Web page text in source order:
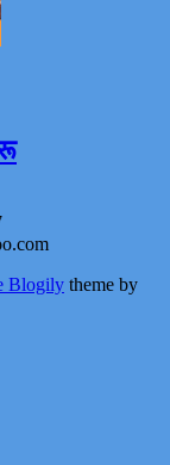
Blogily theme by